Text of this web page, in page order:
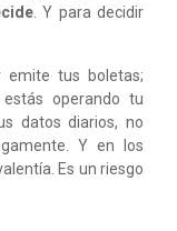
. Y para decidir
emite tus boletas;
operando tu
datos diarios, no
Y en los
Es un riesgo